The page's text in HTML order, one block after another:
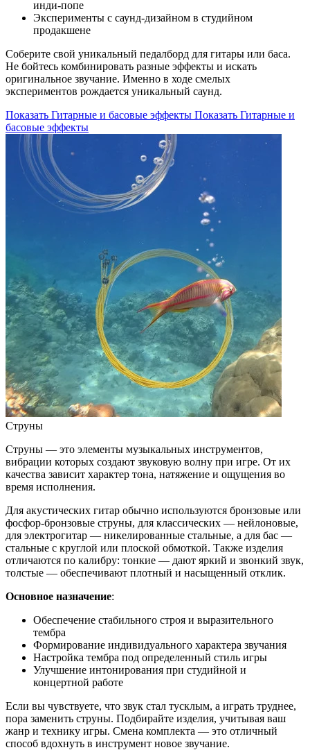
инди-попе
Эксперименты с саунд-дизайном в студийном
продакшене
Соберите свой уникальный педалборд для гитары или баса.
Не бойтесь комбинировать разные эффекты и искать
оригинальное звучание. Именно в ходе смелых
экспериментов рождается уникальный саунд.
Показать Гитарные и басовые эффекты Показать Гитарные и
басовые эффекты
Струны
Струны — это элементы музыкальных инструментов,
вибрации которых создают звуковую волну при игре. От их
качества зависит характер тона, натяжение и ощущения во
время исполнения.
Для акустических гитар обычно используются бронзовые или
фосфор-бронзовые струны, для классических — нейлоновые,
для электрогитар — никелированные стальные, а для бас —
стальные с круглой или плоской обмоткой. Также изделия
отличаются по калибру: тонкие — дают яркий и звонкий звук,
толстые — обеспечивают плотный и насыщенный отклик.
Основное назначение:
Обеспечение стабильного строя и выразительного
тембра
Формирование индивидуального характера звучания
Настройка тембра под определенный стиль игры
Улучшение интонирования при студийной и
концертной работе
Если вы чувствуете, что звук стал тусклым, а играть труднее,
пора заменить струны. Подбирайте изделия, учитывая ваш
жанр и технику игры. Смена комплекта — это отличный
способ вдохнуть в инструмент новое звучание.